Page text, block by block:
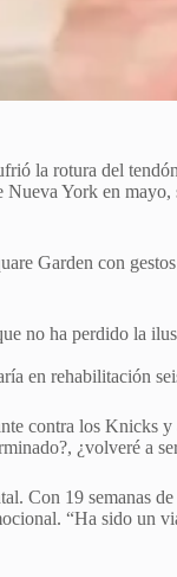
la rotura del
York en
Garden con
no ha perdido la
en rehabilitación
contra los Knicks
¿volveré a
Con 19 semanas
“Ha sido un